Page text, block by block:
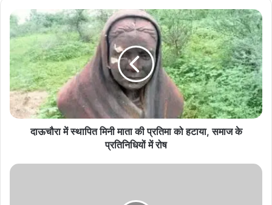
दाऊचौरा
में
स्थापित
मिनी
माता
की
प्रतिमा
को
हटाया,
में
दाऊचौरा में स्थापित मिनी माता की प्रतिमा को हटाया, समाज के
प्रतिनिधियों में रोष
घर